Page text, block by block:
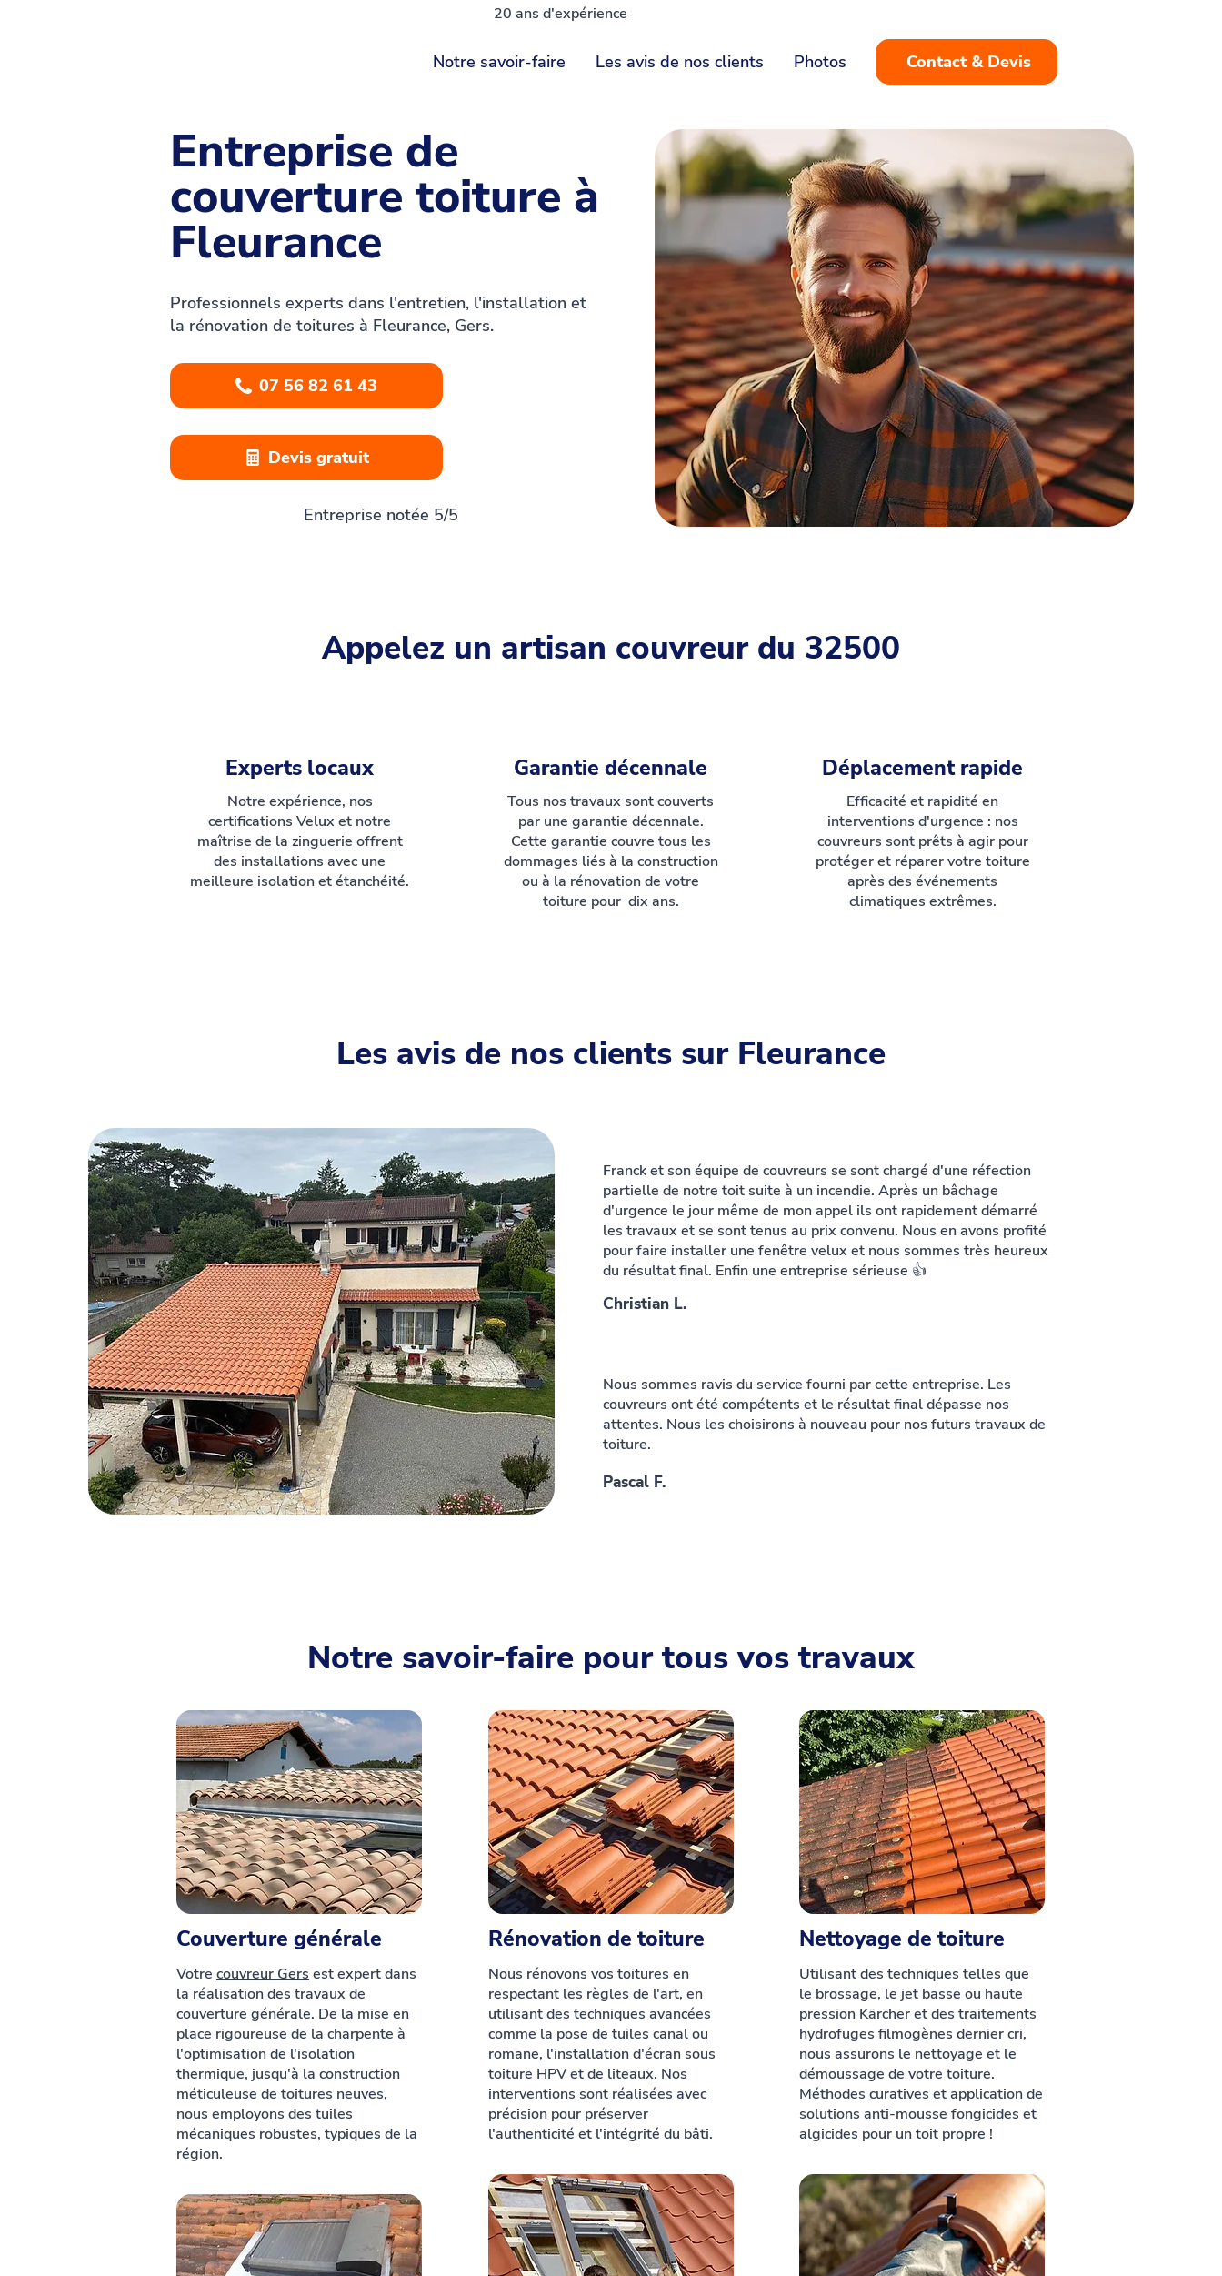
20 ans d'expérience
Notre savoir-faire Les avis de nos clients Photos Contact & Devis
Entreprise de
couverture toiture à
Fleurance
Professionnels experts dans l'entretien, l'installation et
la rénovation de toitures à Fleurance, Gers.
07 56 82 61 43
Devis gratuit
Entreprise notée 5/5
Appelez un artisan couvreur du 32500
Experts locaux
Notre expérience, nos
certifications Velux et notre
maîtrise de la zinguerie offrent
des installations avec une
meilleure isolation et étanchéité.
Garantie décennale
Tous nos travaux sont couverts
par une garantie décennale.
Cette garantie couvre tous les
dommages liés à la construction
ou à la rénovation de votre
toiture pour dix ans.
Déplacement rapide
Efficacité et rapidité en
interventions d'urgence : nos
couvreurs sont prêts à agir pour
protéger et réparer votre toiture
après des événements
climatiques extrêmes.
Les avis de nos clients sur Fleurance
Franck et son équipe de couvreurs se sont chargé d'une réfection
partielle de notre toit suite à un incendie. Après un bâchage
d'urgence le jour même de mon appel ils ont rapidement démarré
les travaux et se sont tenus au prix convenu. Nous en avons profité
pour faire installer une fenêtre velux et nous sommes très heureux
du résultat final. Enfin une entreprise sérieuse 👍
Christian L.
Nous sommes ravis du service fourni par cette entreprise. Les
couvreurs ont été compétents et le résultat final dépasse nos
attentes. Nous les choisirons à nouveau pour nos futurs travaux de
toiture.
Pascal F.
Notre savoir-faire pour tous vos travaux
Couverture générale
Votre couvreur Gers est expert dans
la réalisation des travaux de
couverture générale. De la mise en
place rigoureuse de la charpente à
l'optimisation de l'isolation
thermique, jusqu'à la construction
méticuleuse de toitures neuves,
nous employons des tuiles
mécaniques robustes, typiques de la
région.
Rénovation de toiture
Nous rénovons vos toitures en
respectant les règles de l'art, en
utilisant des techniques avancées
comme la pose de tuiles canal ou
romane, l'installation d'écran sous
toiture HPV et de liteaux. Nos
interventions sont réalisées avec
précision pour préserver
l'authenticité et l'intégrité du bâti.
Nettoyage de toiture
Utilisant des techniques telles que
le brossage, le jet basse ou haute
pression Kärcher et des traitements
hydrofuges filmogènes dernier cri,
nous assurons le nettoyage et le
démoussage de votre toiture.
Méthodes curatives et application de
solutions anti-mousse fongicides et
algicides pour un toit propre !